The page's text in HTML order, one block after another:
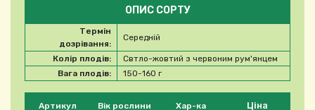
Будь ласка, виберіть продукт
Артикул Вік рослини Хар-ка Ціна
ОПИС СОРТУ
Термін
дозрівання:
Середній
Колір плодів:
Свтло-жовтий з червоним рум'янцем
Вага плодів:
150-160 г